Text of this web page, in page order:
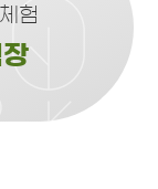
험